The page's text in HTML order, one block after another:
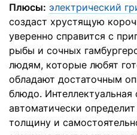
Плюсы: электрический
создаст хрустящую
уверенно справится с
рыбы и сочных
людям, которые любят
обладают достаточным
блюдо. Интеллектуальная
автоматически
толщину и